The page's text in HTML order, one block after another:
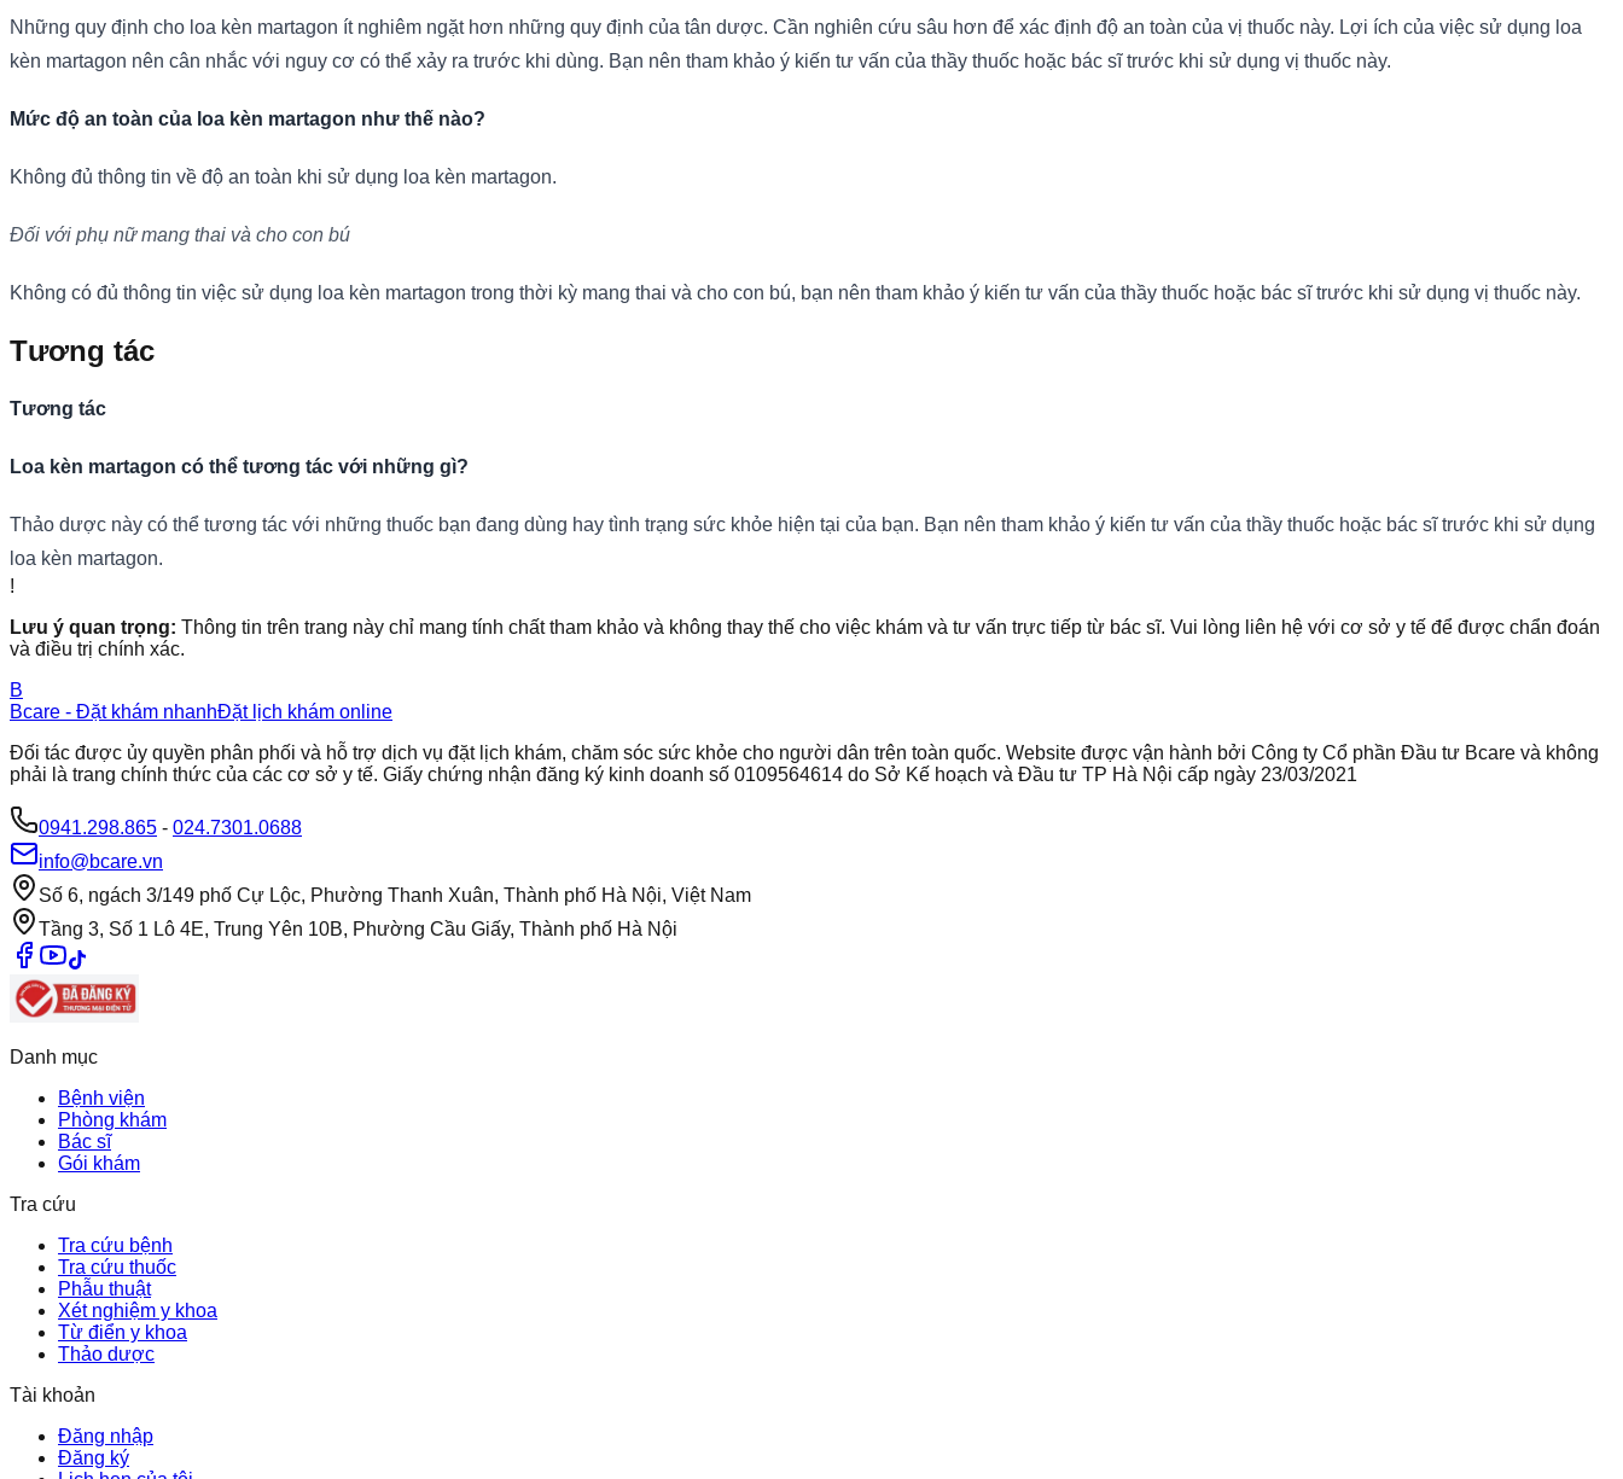
Những quy định cho loa kèn martagon ít nghiêm ngặt hơn những quy định của tân dược. Cần nghiên cứu sâu hơn để xác định độ an toàn của vị thuốc này. Lợi ích của việc sử dụng loa
kèn martagon nên cân nhắc với nguy cơ có thể xảy ra trước khi dùng. Bạn nên tham khảo ý kiến tư vấn của thầy thuốc hoặc bác sĩ trước khi sử dụng vị thuốc này.
Mức độ an toàn của loa kèn martagon như thế nào?
Không đủ thông tin về độ an toàn khi sử dụng loa kèn martagon.
Đối với phụ nữ mang thai và cho con bú
Không có đủ thông tin việc sử dụng loa kèn martagon trong thời kỳ mang thai và cho con bú, bạn nên tham khảo ý kiến tư vấn của thầy thuốc hoặc bác sĩ trước khi sử dụng vị thuốc này.
Tương tác
Tương tác
Loa kèn martagon có thể tương tác với những gì?
Thảo dược này có thể tương tác với những thuốc bạn đang dùng hay tình trạng sức khỏe hiện tại của bạn. Bạn nên tham khảo ý kiến tư vấn của thầy thuốc hoặc bác sĩ trước khi sử dụng
loa kèn martagon.
!
Lưu ý quan trọng: Thông tin trên trang này chỉ mang tính chất tham khảo và không thay thế cho việc khám và tư vấn trực tiếp từ bác sĩ. Vui lòng liên hệ với cơ sở y tế để được chẩn đoán
và điều trị chính xác.
B
Bcare - Đặt khám nhanhĐặt lịch khám online
Đối tác được ủy quyền phân phối và hỗ trợ dịch vụ đặt lịch khám, chăm sóc sức khỏe cho người dân trên toàn quốc. Website được vận hành bởi Công ty Cổ phần Đầu tư Bcare và không
phải là trang chính thức của các cơ sở y tế. Giấy chứng nhận đăng ký kinh doanh số 0109564614 do Sở Kế hoạch và Đầu tư TP Hà Nội cấp ngày 23/03/2021
0941.298.865 - 024.7301.0688
info@bcare.vn
Số 6, ngách 3/149 phố Cự Lộc, Phường Thanh Xuân, Thành phố Hà Nội, Việt Nam
Tầng 3, Số 1 Lô 4E, Trung Yên 10B, Phường Cầu Giấy, Thành phố Hà Nội
Danh mục
Bệnh viện
Phòng khám
Bác sĩ
Gói khám
Tra cứu
Tra cứu bệnh
Tra cứu thuốc
Phẫu thuật
Xét nghiệm y khoa
Từ điển y khoa
Thảo dược
Tài khoản
Đăng nhập
Đăng ký